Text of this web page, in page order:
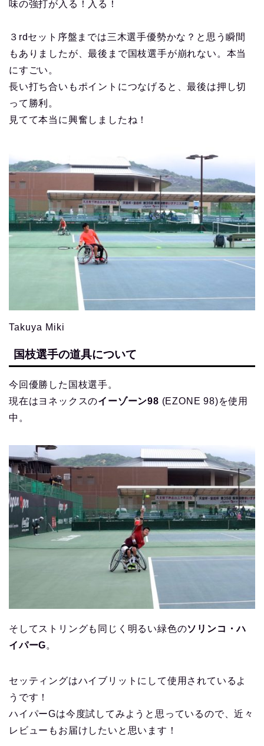
味の強打が入る！入る！
３rdセット序盤までは三木選手優勢かな？と思う瞬間
もありましたが、最後まで国枝選手が崩れない。本当
にすごい。
長い打ち合いもポイントにつなげると、最後は押し切
って勝利。
見てて本当に興奮しましたね！
Takuya Miki
国枝選手の道具について
今回優勝した国枝選手。
現在はヨネックスのイーゾーン98 (EZONE 98)を使用
中。
そしてストリングも同じく明るい緑色のソリンコ・ハ
イパーG。
セッティングはハイブリットにして使用されているよ
うです！
ハイパーGは今度試してみようと思っているので、近々
レビューもお届けしたいと思います！